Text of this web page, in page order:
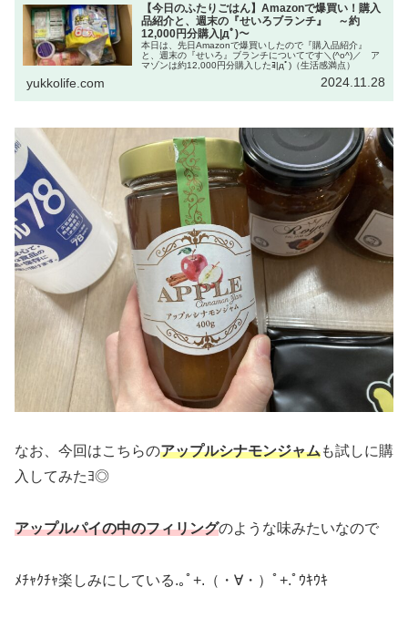
【今日のふたりごはん】Amazonで爆買い！購入
品紹介と、週末の『せいろブランチ』 ～約
12,000円分購入|дﾟ)～
本日は、先日Amazonで爆買いしたので『購入品紹介』
と、週末の『せいろ』ブランチについてです＼(^o^)／ ア
マゾンは約12,000円分購入したﾖ|дﾟ)（生活感満点）
yukkolife.com 2024.11.28
なお、今回はこちらのアップルシナモンジャムも試しに購
入してみたﾖ◎
アップルパイの中のフィリングのような味みたいなので
ﾒﾁｬｸﾁｬ楽しみにしている.｡ﾟ+.（・∀・）ﾟ+.ﾟｳｷｳｷ